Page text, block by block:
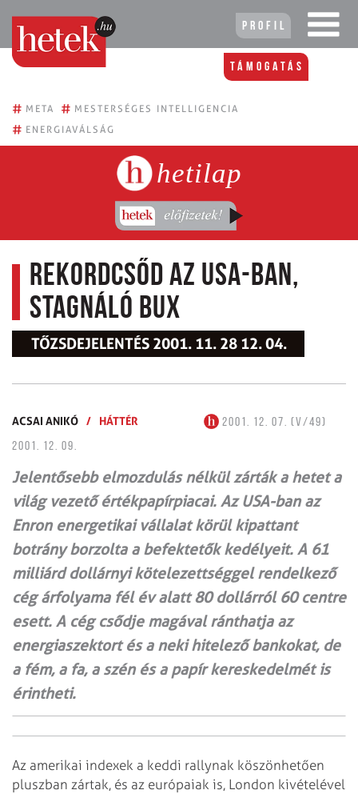
Profil
Támogatás
# META # MESTERSÉGES INTELLIGENCIA
# ENERGIAVÁLSÁG
hetilap
Rekordcsőd az USA-ban,
stagnáló BUX
TŐZSDEJELENTÉS 2001. 11. 28 12. 04.
ACSAI ANIKÓ / HÁTTÉR
2001. 12. 07. (V/49)
2001. 12. 09.
Jelentősebb elmozdulás nélkül zárták a hetet a
világ vezető értékpapírpiacai. Az USA-ban az
Enron energetikai vállalat körül kipattant
botrány borzolta a befektetők kedélyeit. A 61
milliárd dollárnyi kötelezettséggel rendelkező
cég árfolyama fél év alatt 80 dollárról 60 centre
esett. A cég csődje magával ránthatja az
energiaszektort és a neki hitelező bankokat, de
a fém, a fa, a szén és a papír kereskedelmét is
érintheti.
Az amerikai indexek a keddi rallynak köszönhetően
pluszban zártak, és az európaiak is, London kivételével